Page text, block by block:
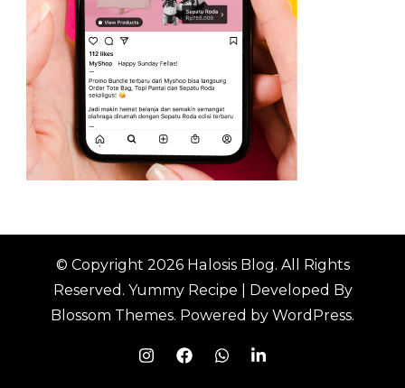
© Copyright 2026 Halosis Blog. All Rights
Reserved. Yummy Recipe | Developed By
Blossom Themes. Powered by WordPress.